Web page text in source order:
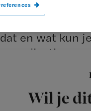
Wil je
Een
dat en wat kun
complicaties.